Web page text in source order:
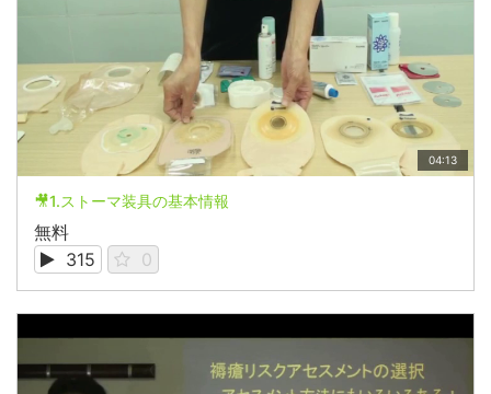
04:13
🎥1.ストーマ装具の基本情報
無料
315
0